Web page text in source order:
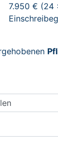
7.950 € (24